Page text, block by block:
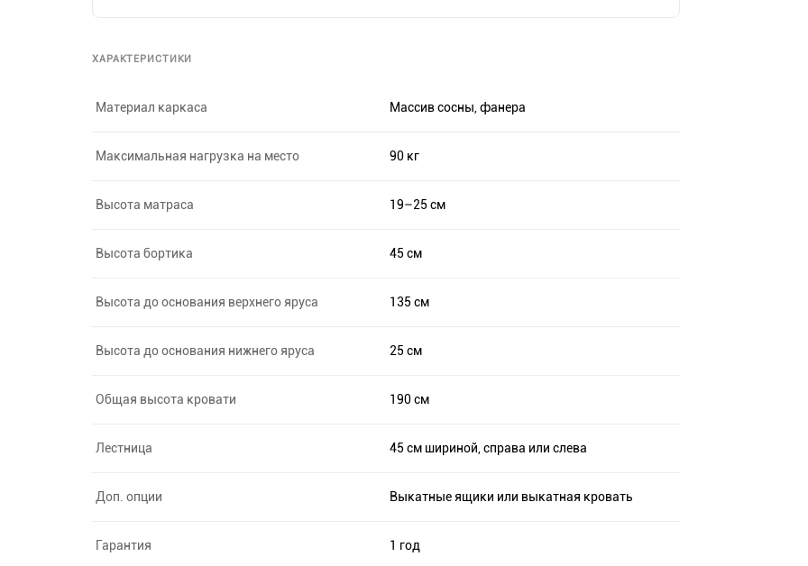
ХАРАКТЕРИСТИКИ
Материал каркаса Массив сосны, фанера
Максимальная нагрузка на место 90 кг
Высота матраса 19–25 см
Высота бортика 45 см
Высота до основания верхнего яруса 135 см
Высота до основания нижнего яруса 25 см
Общая высота кровати 190 см
Лестница 45 см шириной, справа или слева
Доп. опции Выкатные ящики или выкатная кровать
Гарантия 1 год